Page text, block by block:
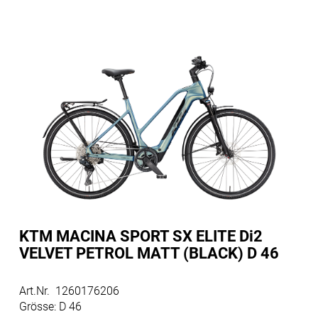
KTM MACINA SPORT SX ELITE Di2
VELVET PETROL MATT (BLACK) D 46
Art.Nr. 1260176206
Grösse: D 46